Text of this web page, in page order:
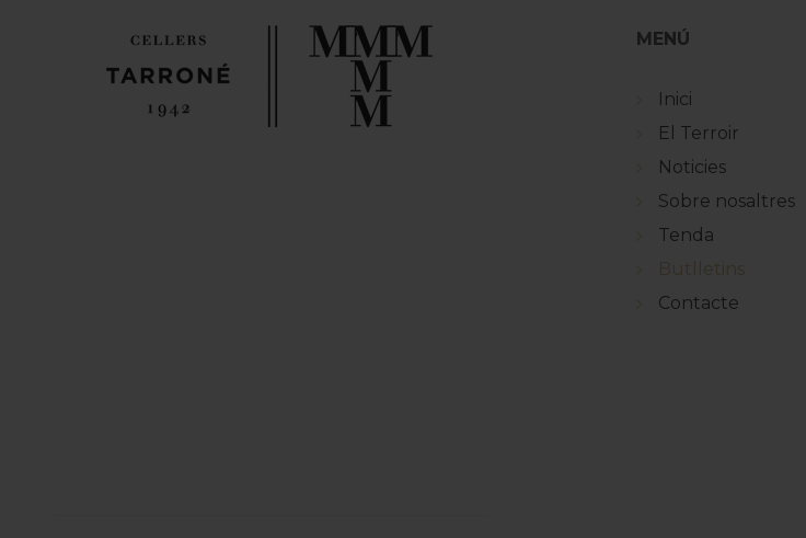
MENÚ
Inici
El Terroir
Noticies
Sobre nosaltres
Tenda
Butlletins
Contacte